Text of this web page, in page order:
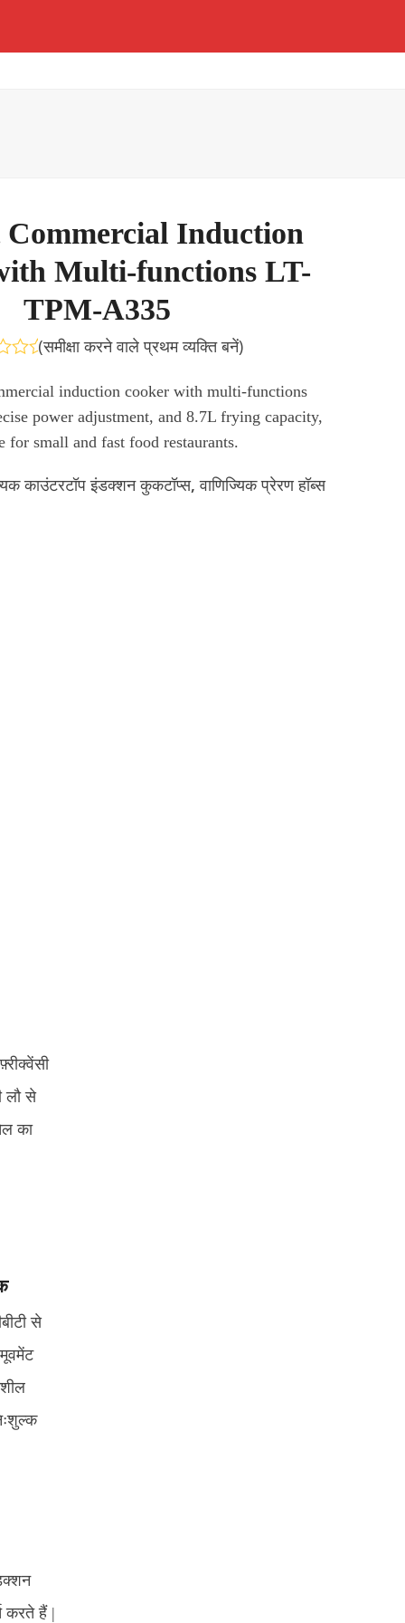
Commercial Induction
Multi-functions LT-
TPM-A335
(समीक्षा करने वाले प्रथम व्यक्ति बनें)
induction cooker with multi-functions
power adjustment, and 8.7L frying capacity,
for small and fast food restaurants.
काउंटरटॉप इंडक्शन कुकटॉप्स,वाणिज्यिक प्रेरण हॉब्स
लौ से
का
से
करते हैं |